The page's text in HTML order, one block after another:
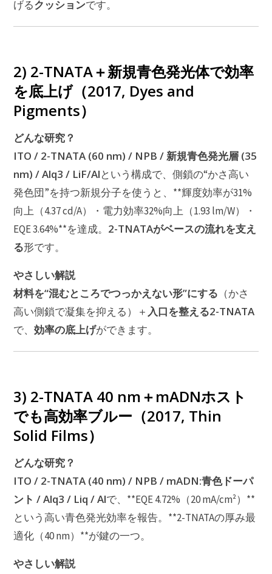
げるクッションです。
2) 2-TNATA＋新規青色発光体で効率
を底上げ（2017, Dyes and
Pigments）
どんな研究？
ITO / 2-TNATA (60 nm) / NPB / 新規青色発光層 (35
nm) / Alq3 / LiF/Alという構成で、側鎖の“かさ高い
発色団”を持つ新規分子を使うと、**輝度効率が31%
向上（4.37 cd/A）・電力効率32%向上（1.93 lm/W）・
EQE 3.64%**を達成。 2-TNATAがベースの流れを支え
る形です。
やさしい解説
材料を“混むところでつっかえない形”にする （かさ
高い側鎖で凝集を抑える）＋ 入口を整える2-TNATA
で、 効率の底上げができます。
3) 2-TNATA 40 nm＋mADNホスト
でも高効率ブルー（2017, Thin
Solid Films）
どんな研究？
ITO / 2-TNATA (40 nm) / NPB / mADN:青色ドーパ
ント / Alq3 / Liq / Alで、**EQE 4.72%（20 mA/cm²）**
という高い青色発光効率を報告。**2-TNATAの厚み最
適化（40 nm）**が鍵の一つ。
やさしい解説